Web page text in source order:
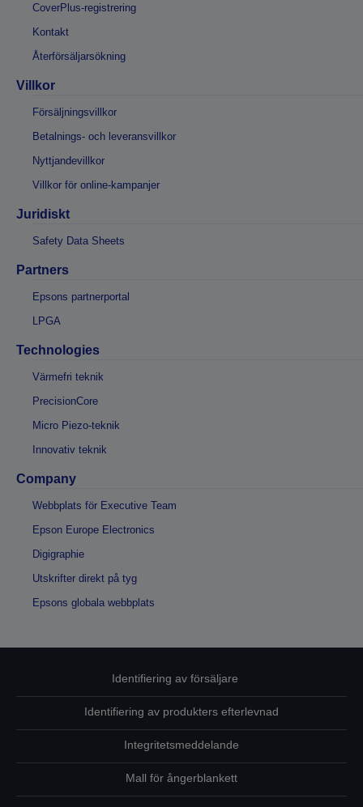
CoverPlus-registrering
Kontakt
Återförsäljarsökning
Villkor
Försäljningsvillkor
Betalnings- och leveransvillkor
Nyttjandevillkor
Villkor för online-kampanjer
Juridiskt
Safety Data Sheets
Partners
Epsons partnerportal
LPGA
Technologies
Värmefri teknik
PrecisionCore
Micro Piezo-teknik
Innovativ teknik
Company
Webbplats för Executive Team
Epson Europe Electronics
Digigraphie
Utskrifter direkt på tyg
Epsons globala webbplats
Identifiering av försäljare
Identifiering av produkters efterlevnad
Integritetsmeddelande
Mall för ångerblankett